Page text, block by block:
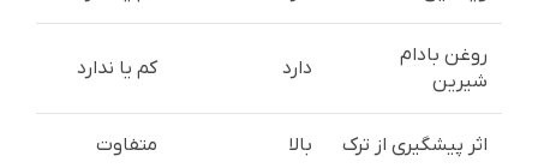
روغن بادام
شیرین
دارد کم یا ندارد
اثر پیشگیری از ترک بالا متفاوت